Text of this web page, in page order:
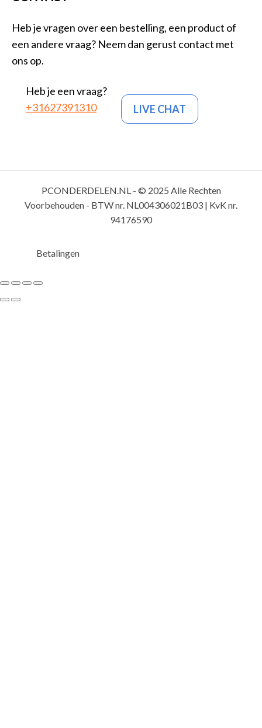
Heb je vragen over een bestelling, een product of
een andere vraag? Neem dan gerust contact met
ons op.
Heb je een vraag?
+31627391310
LIVE CHAT
PCONDERDELEN.NL - © 2025 Alle Rechten
Voorbehouden - BTW nr. NL004306021B03 | KvK nr.
94176590
Betalingen